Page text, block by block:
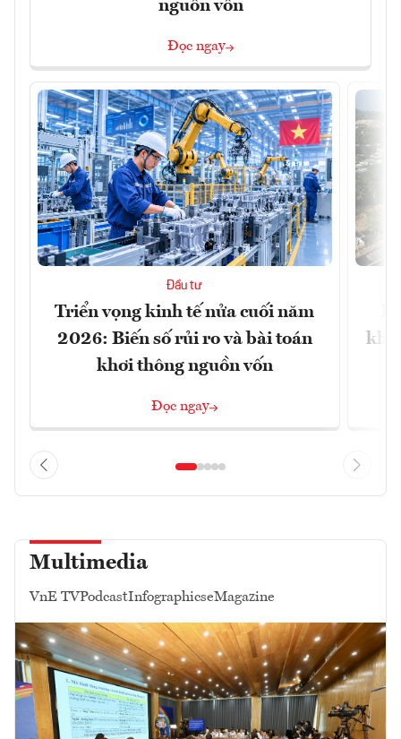
nguồn vốn
Đọc ngay
Đầu tư
Triển vọng kinh tế nửa cuối năm
2026: Biến số rủi ro và bài toán
khơi thông nguồn vốn
Đọc ngay
Multimedia
VnE TVPodcastInfographicseMagazine